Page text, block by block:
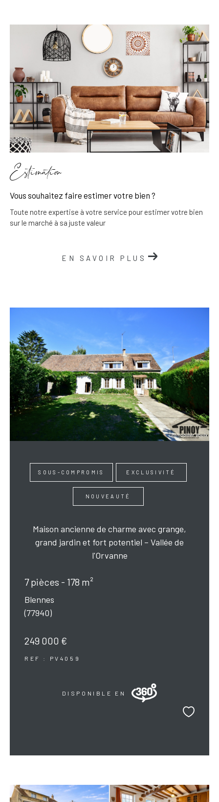
Estimation
Vous souhaitez faire estimer votre bien ?
Toute notre expertise à votre service pour estimer votre bien
sur le marché à sa juste valeur
EN SAVOIR PLUS
SOUS-COMPROMIS EXCLUSIVITÉ
NOUVEAUTÉ
Maison ancienne de charme avec grange,
grand jardin et fort potentiel – Vallée de
l'Orvanne
7 pièces - 178 m²
Blennes
(77940)
249 000 €
REF : PV4059
DISPONIBLE EN